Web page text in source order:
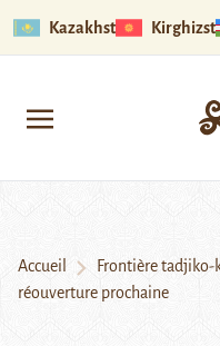
Kazakhstan
Accueil
Frontière tadjiko-
réouverture prochaine